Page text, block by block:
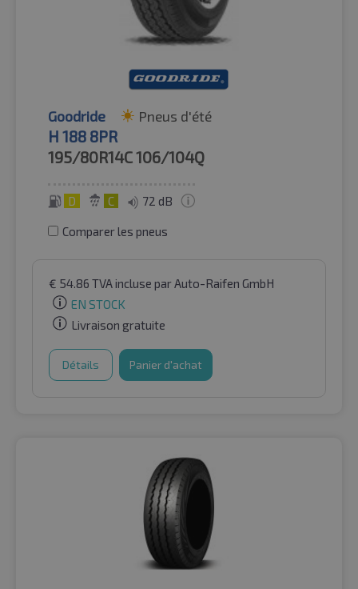
Goodride Pneus d'été
H 188 8PR
195/80R14C106/104Q
D C 72 dB
Comparer les pneus
€ 54.86 TVA incluse par Auto-Raifen GmbH
EN STOCK
Livraison gratuite
Détails Panier d'achat